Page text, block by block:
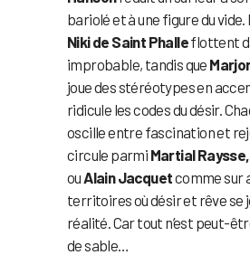
bariolé et à une figure du vide.
Niki de Saint Phalleflottent
improbable, tandis que
joue des stéréotypes en
ridicule les codes du désir.
oscille entre fascination et
circule parmi Martial
ou Alain Jacquetcomme sur
territoires où désir et rêve se
réalité. Car tout n’est peut-
de sable…